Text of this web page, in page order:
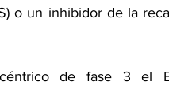
o un inhibidor de la
de fase 3 el